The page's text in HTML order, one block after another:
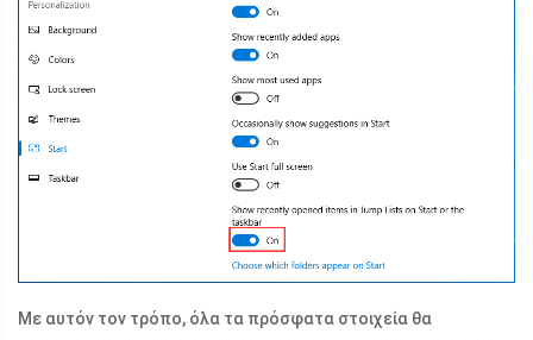
Με αυτόν τον τρόπο, όλα τα πρόσφατα στοιχεία θα